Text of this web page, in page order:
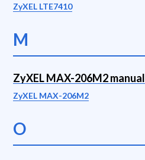
ZyXEL LTE7410
M
ZyXEL MAX-206M2 manual
ZyXEL MAX-206M2
O